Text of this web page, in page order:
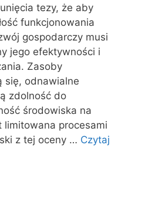
tezy, że aby
funkcjonowania
gospodarczy musi
jego efektywności i
Zasoby
się, odnawialne
zdolność do
środowiska na
limitowana procesami
z tej oceny … Czytaj